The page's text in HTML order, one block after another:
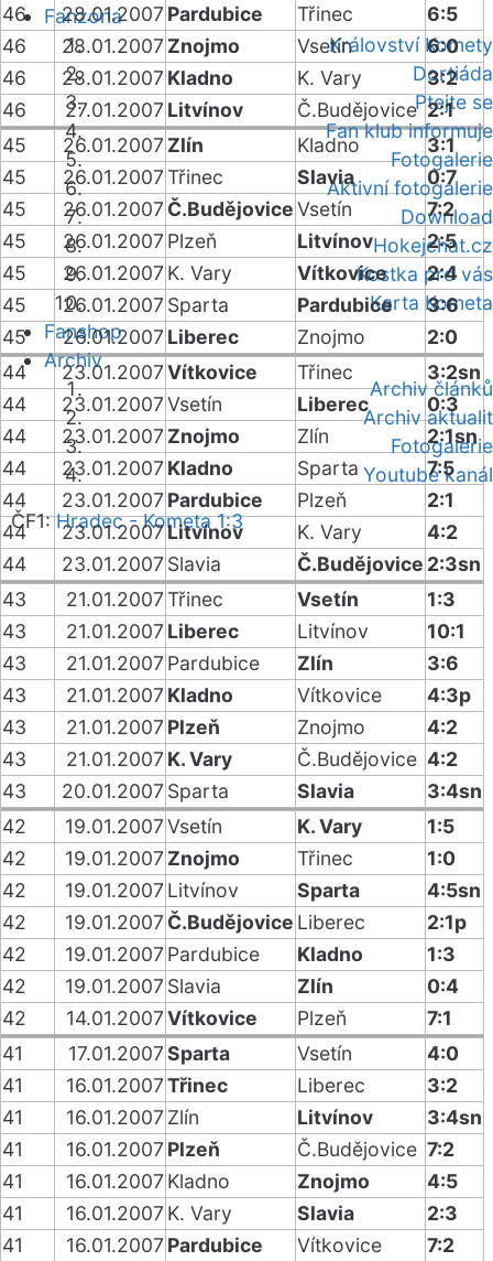
Fanzóna
Království Komety
Dortiáda
Ptejte se
Fan klub informuje
Fotogalerie
Aktivní fotogalerie
Download
Hokejchat.cz
Kostka pro vás
Karta Kometa
Fanshop
Archiv
Archiv článků
Archiv aktualit
Fotogalerie
Youtube kanál
ČF1:Hradec - Kometa 1:3
46
28.01.2007 Pardubice Třinec
6:5
46
28.01.2007 Znojmo Vsetín
6:0
46
28.01.2007 Kladno K. Vary
3:2
46
27.01.2007 Litvínov Č.Budějovice 2:1
45
26.01.2007 Zlín Kladno
3:1
45
26.01.2007Třinec Slavia
0:7
45
26.01.2007 Č.BudějoviceVsetín
7:2
45
26.01.2007 Plzeň Litvínov
2:5
45
26.01.2007 K. Vary Vítkovice
2:4
45
26.01.2007 Sparta Pardubice
3:6
45
26.01.2007 Liberec Znojmo
2:0
44
23.01.2007Vítkovice Třinec
3:2sn
44
23.01.2007Vsetín Liberec
0:3
44
23.01.2007 Znojmo Zlín
2:1sn
44
23.01.2007 Kladno Sparta
7:5
44
23.01.2007 Pardubice Plzeň
2:1
44
23.01.2007Litvínov K. Vary
4:2
44
23.01.2007 Slavia Č.Budějovice 2:3sn
43
21.01.2007Třinec Vsetín
1:3
43
21.01.2007 Liberec Litvínov
10:1
43
21.01.2007 Pardubice Zlín
3:6
43
21.01.2007 Kladno Vítkovice
4:3p
43
21.01.2007 Plzeň Znojmo
4:2
43
21.01.2007 K. Vary Č.Budějovice 4:2
43
20.01.2007 Sparta Slavia
3:4sn
42
19.01.2007Vsetín K. Vary
1:5
42
19.01.2007 Znojmo Třinec
1:0
42
19.01.2007 Litvínov Sparta
4:5sn
42
19.01.2007 Č.Budějovice Liberec
2:1p
42
19.01.2007 Pardubice Kladno
1:3
42
19.01.2007 Slavia Zlín
0:4
42
14.01.2007Vítkovice Plzeň
7:1
41
17.01.2007Sparta Vsetín
4:0
41
16.01.2007Třinec Liberec
3:2
41
16.01.2007 Zlín Litvínov
3:4sn
41
16.01.2007 Plzeň Č.Budějovice 7:2
41
16.01.2007 Kladno Znojmo
4:5
41
16.01.2007 K. Vary Slavia
2:3
41
16.01.2007 Pardubice Vítkovice 7:2